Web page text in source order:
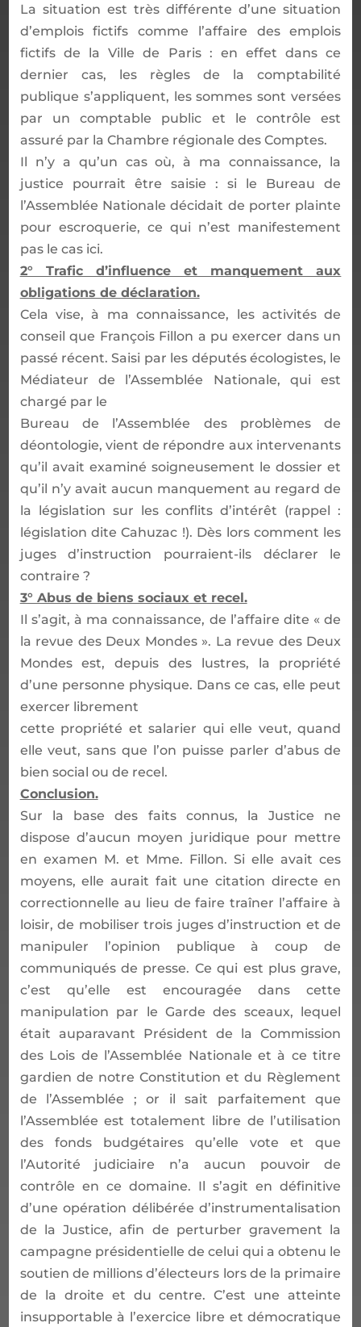
La situation est très différente d’une situation
d’emplois fictifs comme l’affaire des emplois
fictifs de la Ville de Paris : en effet dans ce
dernier cas, les règles de la comptabilité
publique s’appliquent, les sommes sont versées
par un comptable public et le contrôle est
assuré par la Chambre régionale des Comptes.
Il n’y a qu’un cas où, à ma connaissance, la
justice pourrait être saisie : si le Bureau de
l’Assemblée Nationale décidait de porter plainte
pour escroquerie, ce qui n’est manifestement
pas le cas ici.
2° Trafic d’influence et manquement aux
obligations de déclaration.
Cela vise, à ma connaissance, les activités de
conseil que François Fillon a pu exercer dans un
passé récent. Saisi par les députés écologistes, le
Médiateur de l’Assemblée Nationale, qui est
chargé par le
Bureau de l’Assemblée des problèmes de
déontologie, vient de répondre aux intervenants
qu’il avait examiné soigneusement le dossier et
qu’il n’y avait aucun manquement au regard de
la législation sur les conflits d’intérêt (rappel :
législation dite Cahuzac !). Dès lors comment les
juges d’instruction pourraient-ils déclarer le
contraire ?
3° Abus de biens sociaux et recel.
Il s’agit, à ma connaissance, de l’affaire dite « de
la revue des Deux Mondes ». La revue des Deux
Mondes est, depuis des lustres, la propriété
d’une personne physique. Dans ce cas, elle peut
exercer librement
cette propriété et salarier qui elle veut, quand
elle veut, sans que l’on puisse parler d’abus de
bien social ou de recel.
Conclusion.
Sur la base des faits connus, la Justice ne
dispose d’aucun moyen juridique pour mettre
en examen M. et Mme. Fillon. Si elle avait ces
moyens, elle aurait fait une citation directe en
correctionnelle au lieu de faire traîner l’affaire à
loisir, de mobiliser trois juges d’instruction et de
manipuler l’opinion publique à coup de
communiqués de presse. Ce qui est plus grave,
c’est qu’elle est encouragée dans cette
manipulation par le Garde des sceaux, lequel
était auparavant Président de la Commission
des Lois de l’Assemblée Nationale et à ce titre
gardien de notre Constitution et du Règlement
de l’Assemblée ; or il sait parfaitement que
l’Assemblée est totalement libre de l’utilisation
des fonds budgétaires qu’elle vote et que
l’Autorité judiciaire n’a aucun pouvoir de
contrôle en ce domaine. Il s’agit en définitive
d’une opération délibérée d’instrumentalisation
de la Justice, afin de perturber gravement la
campagne présidentielle de celui qui a obtenu le
soutien de millions d’électeurs lors de la primaire
de la droite et du centre. C’est une atteinte
insupportable à l’exercice libre et démocratique